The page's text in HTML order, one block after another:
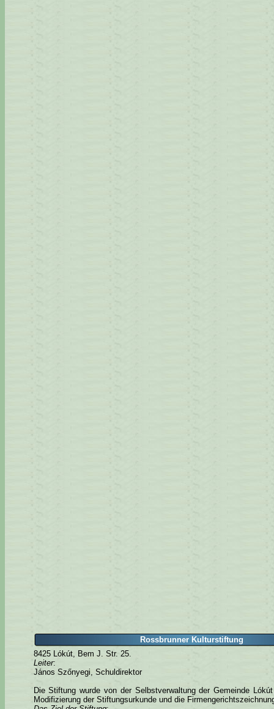
Rossbrunner Kulturstiftung
8425 Lókút, Bem J. Str. 25.
Leiter:
János Szőnyegi, Schuldirektor
Die Stiftung wurde von der Selbstverwaltung der Gemeinde
Modifizierung der Stiftungsurkunde und die